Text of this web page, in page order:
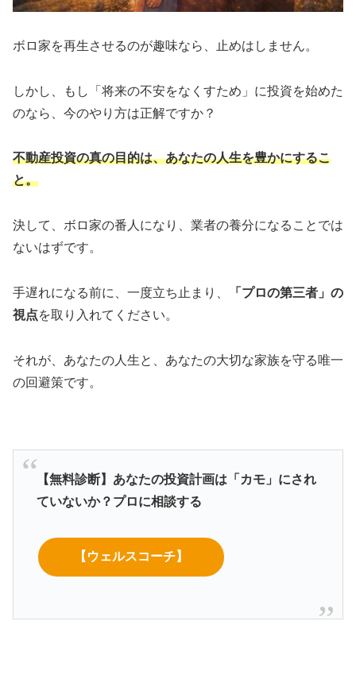
ボロ家を再生させるのが趣味なら、止めはしません。
しかし、もし「将来の不安をなくすため」に投資を始めた
のなら、今のやり方は正解ですか？
不動産投資の真の目的は、あなたの人生を豊かにするこ
と。
決して、ボロ家の番人になり、業者の養分になることでは
ないはずです。
手遅れになる前に、一度立ち止まり、
「プロの第三者」の
視点を取り入れてください。
それが、あなたの人生と、あなたの大切な家族を守る唯一
の回避策です。
【無料診断】あなたの投資計画は「カモ」にされ
ていないか？プロに相談する
【ウェルスコーチ】